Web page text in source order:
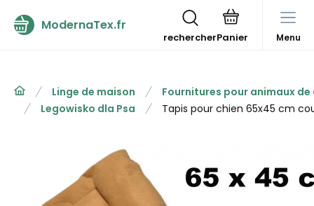
ModernaTex.fr
rechercher Menu
Linge de maison
Fournitures pour animaux
Legowisko dla Psa
Tapis pour chien 65x45 cm